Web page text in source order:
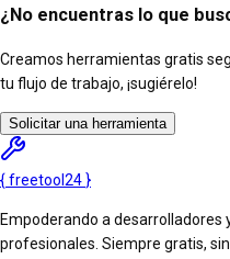
¿No encuentras lo que
Creamos herramientas gratis
tu flujo de trabajo, ¡sugiérelo!
Solicitar una herramienta
{freetool 24 }
Empoderando a desarrolladores
profesionales. Siempre gratis,